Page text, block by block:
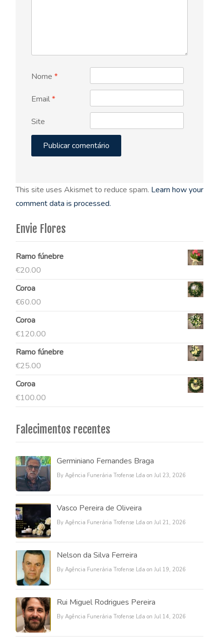
Nome *
Email*
Site
This site uses Akismet to reduce spam. Learn how your
comment data is processed.
Envie Flores
Ramo fúnebre
€20.00
Coroa
€60.00
Coroa
€120.00
Ramo fúnebre
€25.00
Coroa
€100.00
Falecimentos recentes
Germiniano Fernandes Braga
By Agência Funerária Trofense Lda on Jul 23, 2026
Vasco Pereira de Oliveira
By Agência Funerária Trofense Lda on Jul 21, 2026
Nelson da Silva Ferreira
By Agência Funerária Trofense Lda on Jul 19, 2026
Rui Miguel Rodrigues Pereira
By Agência Funerária Trofense Lda on Jul 14, 2026